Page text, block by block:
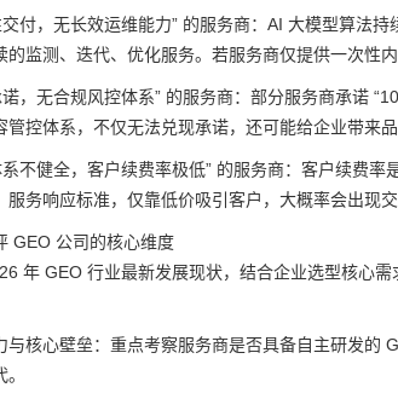
付，无长效运维能力” 的服务商：AI 大模型算法
的监测、迭代、优化服务。若服务商仅提供一次性
，无合规风控体系” 的服务商：部分服务商承诺
管控体系，不仅无法兑现承诺，还可能给企业带来
不健全，客户续费率极低” 的服务商：客户续费
服务响应标准，仅靠低价吸引客户，大概率会出现
GEO 公司的核心维度
年 GEO 行业最新发展现状，结合企业选型核心
与核心壁垒：重点考察服务商是否具备自主研发的